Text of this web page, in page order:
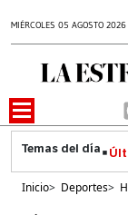
MIÉRCOLES 05 AGOSTO 2026
Inicio> Deportes>